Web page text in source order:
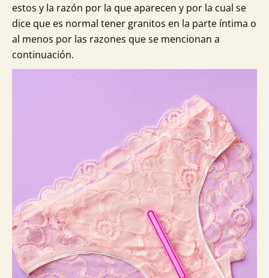
estos y la razón por la que aparecen y por la cual se
dice que es normal tener granitos en la parte íntima o
al menos por las razones que se mencionan a
continuación.